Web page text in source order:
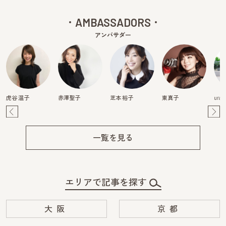
AMBASSADORS
アンバサダー
虎谷 温子 赤澤聖子 芝本 裕子 東真子
一覧を見る
エリアで記事を探す
大阪 京都